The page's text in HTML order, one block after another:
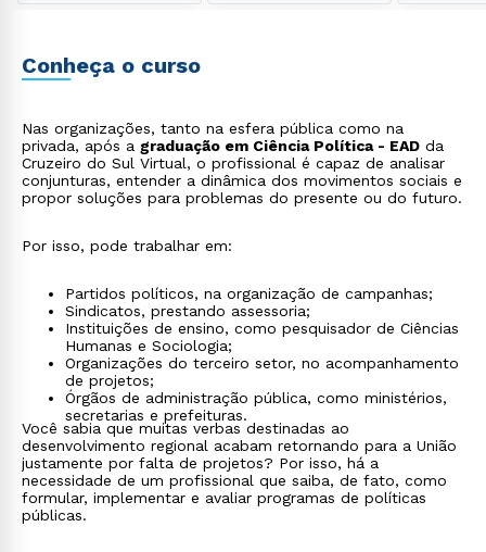
Conheça o curso
Nas organizações, tanto na esfera pública como na
privada, após a graduação em Ciência Política - EAD da
Cruzeiro do Sul Virtual, o profissional é capaz de analisar
conjunturas, entender a dinâmica dos movimentos sociais e
propor soluções para problemas do presente ou do futuro.
Por isso, pode trabalhar em:
Partidos políticos, na organização de campanhas;
Sindicatos, prestando assessoria;
Instituições de ensino, como pesquisador de Ciências
Humanas e Sociologia;
Organizações do terceiro setor, no acompanhamento
de projetos;
Órgãos de administração pública, como ministérios,
secretarias e prefeituras.
Você sabia que muitas verbas destinadas ao
desenvolvimento regional acabam retornando para a União
justamente por falta de projetos? Por isso, há a
necessidade de um profissional que saiba, de fato, como
formular, implementar e avaliar programas de políticas
públicas.